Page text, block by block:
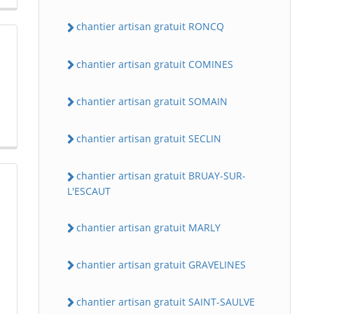
chantier artisan gratuit RONCQ
chantier artisan gratuit COMINES
chantier artisan gratuit SOMAIN
chantier artisan gratuit SECLIN
chantier artisan gratuit BRUAY-SUR-
L'ESCAUT
chantier artisan gratuit MARLY
chantier artisan gratuit GRAVELINES
chantier artisan gratuit SAINT-SAULVE